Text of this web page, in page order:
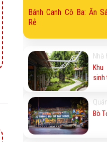
Bánh Canh Cô Ba: Ăn
Rẻ
Nhà
sinh
Bò